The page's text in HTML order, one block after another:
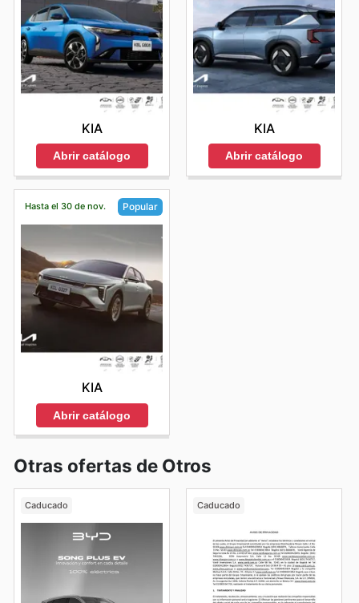
KIA
Abrir catálogo
KIA
Abrir catálogo
Hasta el 30 de nov. Popular
KIA
Abrir catálogo
Otras ofertas de Otros
Caducado Caducado